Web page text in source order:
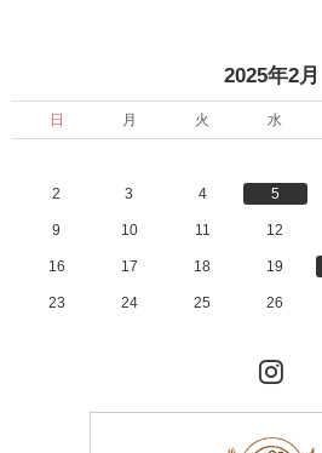
2025年2月
日 月 火 水
2 3 4 5
9 10 11 12
16 17 18 19
23 24 25 26